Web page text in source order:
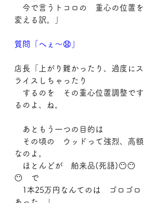
今で言うトコロの　重心の位置を
変える訳。」
質問「へぇ～😧」
店長「上がり難かったり、過度にス
ライスしちゃったり
するのを　その重心位置調整です
るのよ、ね。
あともう一つの目的は
その頃の　ウッドって強烈、高額
なのよ。
ほとんどが　舶来品(死語)😶😶
😶　で
1本25万円なんてのは　ゴロゴロ